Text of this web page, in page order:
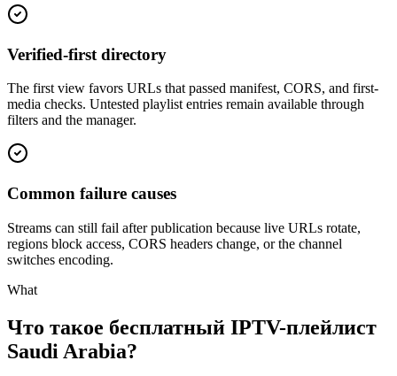
Verified-first directory
The first view favors URLs that passed manifest, CORS, and first-
media checks. Untested playlist entries remain available through
filters and the manager.
Common failure causes
Streams can still fail after publication because live URLs rotate,
regions block access, CORS headers change, or the channel
switches encoding.
What
Что такое бесплатный IPTV-плейлист
Saudi Arabia?